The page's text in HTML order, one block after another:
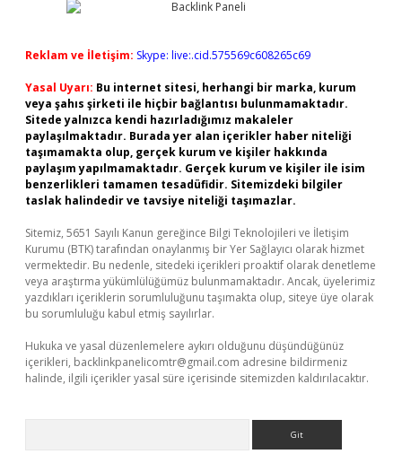
Reklam ve İletişim: Skype: live:.cid.575569c608265c69
Yasal Uyarı: Bu internet sitesi, herhangi bir marka, kurum
veya şahıs şirketi ile hiçbir bağlantısı bulunmamaktadır.
Sitede yalnızca kendi hazırladığımız makaleler
paylaşılmaktadır. Burada yer alan içerikler haber niteliği
taşımamakta olup, gerçek kurum ve kişiler hakkında
paylaşım yapılmamaktadır. Gerçek kurum ve kişiler ile isim
benzerlikleri tamamen tesadüfidir. Sitemizdeki bilgiler
taslak halindedir ve tavsiye niteliği taşımazlar.
Sitemiz, 5651 Sayılı Kanun gereğince Bilgi Teknolojileri ve İletişim
Kurumu (BTK) tarafından onaylanmış bir Yer Sağlayıcı olarak hizmet
vermektedir. Bu nedenle, sitedeki içerikleri proaktif olarak denetleme
veya araştırma yükümlülüğümüz bulunmamaktadır. Ancak, üyelerimiz
yazdıkları içeriklerin sorumluluğunu taşımakta olup, siteye üye olarak
bu sorumluluğu kabul etmiş sayılırlar.
Hukuka ve yasal düzenlemelere aykırı olduğunu düşündüğünüz
içerikleri, backlinkpanelicomtr@gmail.com adresine bildirmeniz
halinde, ilgili içerikler yasal süre içerisinde sitemizden kaldırılacaktır.